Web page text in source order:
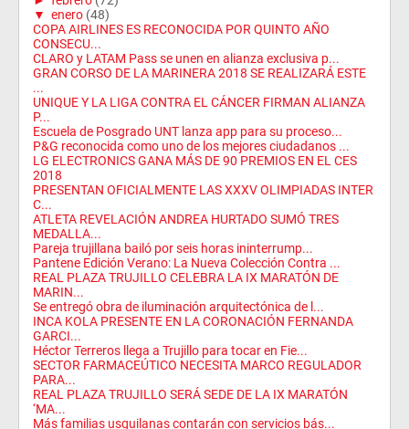
▼ enero (48)
COPA AIRLINES ES RECONOCIDA POR QUINTO AÑO
CONSECU...
CLARO y LATAM Pass se unen en alianza exclusiva p...
GRAN CORSO DE LA MARINERA 2018 SE REALIZARÁ ESTE
...
UNIQUE Y LA LIGA CONTRA EL CÁNCER FIRMAN ALIANZA
P...
Escuela de Posgrado UNT lanza app para su proceso...
P&G reconocida como uno de los mejores ciudadanos ...
LG ELECTRONICS GANA MÁS DE 90 PREMIOS EN EL CES
2018
PRESENTAN OFICIALMENTE LAS XXXV OLIMPIADAS INTER
C...
ATLETA REVELACIÓN ANDREA HURTADO SUMÓ TRES
MEDALLA...
Pareja trujillana bailó por seis horas ininterrump...
Pantene Edición Verano: La Nueva Colección Contra ...
REAL PLAZA TRUJILLO CELEBRA LA IX MARATÓN DE
MARIN...
Se entregó obra de iluminación arquitectónica de l...
INCA KOLA PRESENTE EN LA CORONACIÓN FERNANDA
GARCI...
Héctor Terreros llega a Trujillo para tocar en Fie...
SECTOR FARMACEÚTICO NECESITA MARCO REGULADOR
PARA...
REAL PLAZA TRUJILLO SERÁ SEDE DE LA IX MARATÓN
‘MA...
Más familias usquilanas contarán con servicios bás...